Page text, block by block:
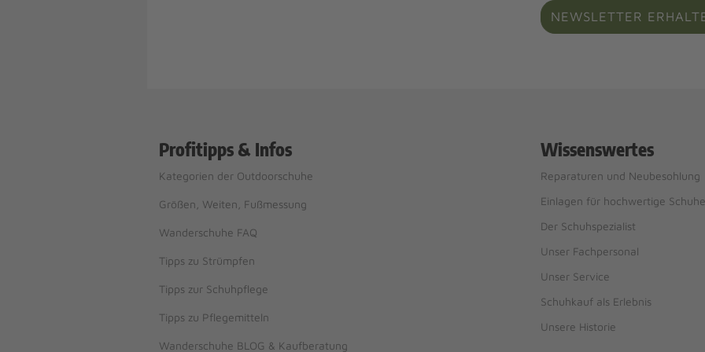
NEWSLETTER
Profitipps & Infos
Kategorien der Outdoorschuhe
Größen, Weiten, Fußmessung
Wanderschuhe FAQ
Tipps zu Strümpfen
Tipps zur Schuhpflege
Tipps zu Pflegemitteln
Wanderschuhe BLOG & Kaufberatung
Wissenswertes
Reparaturen und Neubesohlung
Einlagen für hochwertige Schuhe
Der Schuhspezialist
Unser Fachpersonal
Unser Service
Schuhkauf als Erlebnis
Unsere Historie